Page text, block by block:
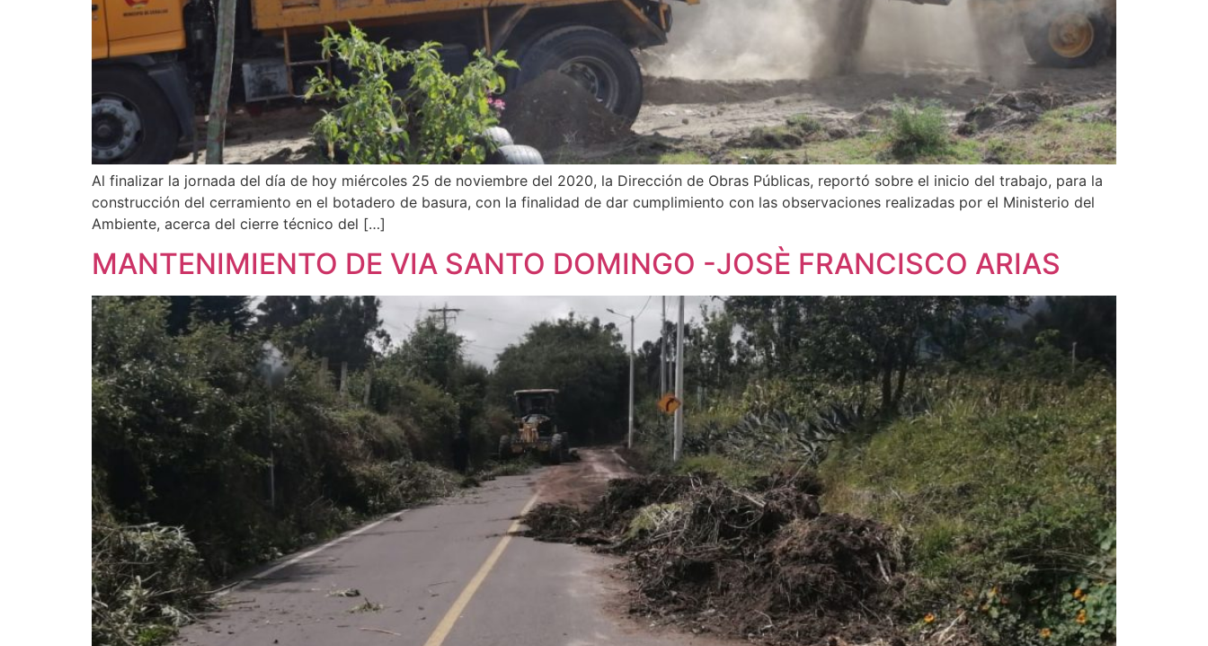
Al finalizar la jornada del día de hoy miércoles 25 de noviembre del 2020, la Dirección de Obras Públicas, reportó sobre el inicio del trabajo, para la
construcción del cerramiento en el botadero de basura, con la finalidad de dar cumplimiento con las observaciones realizadas por el Ministerio del
Ambiente, acerca del cierre técnico del […]
MANTENIMIENTO DE VIA SANTO DOMINGO -JOSÈ FRANCISCO ARIAS